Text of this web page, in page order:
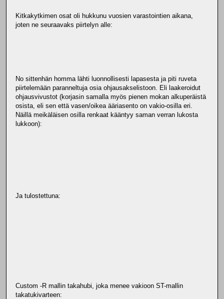
Kitkakytkimen osat oli hukkunu vuosien varastointien aikana,
joten ne seuraavaks piirtelyn alle:
No sittenhän homma lähti luonnollisesti lapasesta ja piti ruveta
piirtelemään paranneltuja osia ohjausakselistoon. Eli laakeroidut
ohjausvivustot (korjasin samalla myös pienen mokan alkuperäistä
osista, eli sen että vasen/oikea ääriasento on vakio-osilla eri.
Näillä meikäläisen osilla renkaat kääntyy saman verran lukosta
lukkoon):
Ja tulostettuna:
Custom -R mallin takahubi, joka menee vakioon ST-mallin
takatukivarteen: